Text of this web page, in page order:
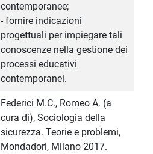
contemporanee;
- fornire indicazioni
progettuali per impiegare tali
conoscenze nella gestione dei
processi educativi
contemporanei.
Federici M.C., Romeo A. (a
cura di), Sociologia della
sicurezza. Teorie e problemi,
Mondadori, Milano 2017.